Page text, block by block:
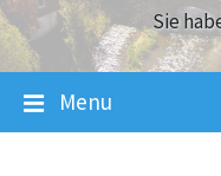
Sie
Menu